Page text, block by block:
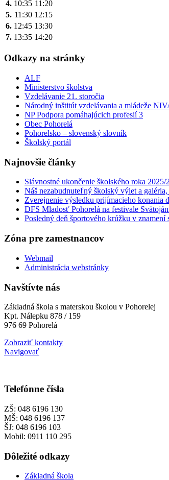
4. 10:35 11:20
5. 11:30 12:15
6. 12:45 13:30
7. 13:35 14:20
Odkazy na stránky
ALF
Ministerstvo školstva
Vzdelávanie 21. storočia
Národný inštitút vzdelávania a mládeže
NP Podpora pomáhajúcich profesií 3
Obec Pohorelá
Pohorelsko – slovenský slovník
Školský portál
Najnovšie články
Slávnostné ukončenie školského roka 2025/
Náš nezabudnuteľný školský výlet a
Zverejnenie výsledku prijímacieho konania
DFS Mladosť Pohorelá na festivale
Posledný deň športového krúžku v
Zóna pre zamestnancov
Webmail
Administrácia webstránky
Navštívte nás
Základná škola s materskou školou v Pohorelej
Kpt. Nálepku 878 / 159
976 69 Pohorelá
Zobraziť kontakty
Navigovať
Telefónne čísla
ZŠ: 048 6196 130
MŠ: 048 6196 137
ŠJ: 048 6196 103
Mobil: 0911 110 295
Dôležité odkazy
Základná škola